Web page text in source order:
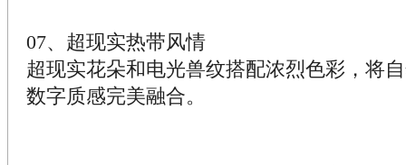
07、超现实热带风情
超现实花朵和电光兽纹搭配浓烈色彩，将
数字质感完美融合。